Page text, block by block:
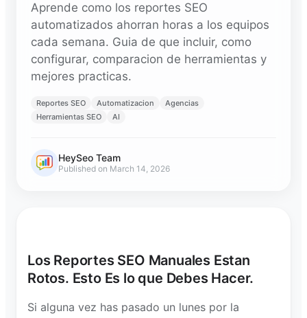
Aprende como los reportes SEO
automatizados ahorran horas a los equipos
cada semana. Guia de que incluir, como
configurar, comparacion de herramientas y
mejores practicas.
Reportes SEO Automatizacion
Agencias
Herramientas SEO
AI
HeySeo Team
Published on March 14, 2026
Los Reportes SEO Manuales Estan
Rotos. Esto Es lo que Debes Hacer.
Si alguna vez has pasado un lunes por la